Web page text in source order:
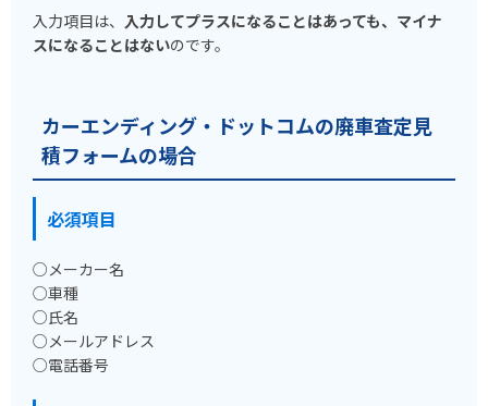
入力項目は、 入力してプラスになることはあっても、マイナ
スになることはないのです。
カーエンディング・ドットコムの廃車査定見
積フォームの場合
必須項目
○メーカー名
○車種
○氏名
○メールアドレス
○電話番号